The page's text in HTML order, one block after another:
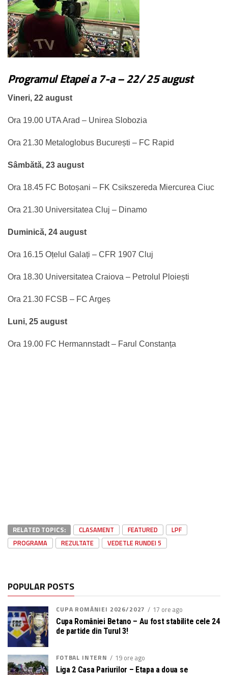
Programul Etapei a 7-a – 22/ 25 august
Vineri, 22 august
Ora 19.00 UTA Arad – Unirea Slobozia
Ora 21.30 Metaloglobus București – FC Rapid
Sâmbătă, 23 august
Ora 18.45 FC Botoșani – FK Csikszereda Miercurea Ciuc
Ora 21.30 Universitatea Cluj – Dinamo
Duminică, 24 august
Ora 16.15 Oțelul Galați – CFR 1907 Cluj
Ora 18.30 Universitatea Craiova – Petrolul Ploiești
Ora 21.30 FCSB – FC Argeș
Luni, 25 august
Ora 19.00 FC Hermannstadt – Farul Constanța
RELATED TOPICS: CLASAMENT FEATURED
LPF
PROGRAMA
REZULTATE VEDETLE RUNDEI 5
POPULAR POSTS
CUPA ROMÂNIEI 2026/2027 17 ore ago
Cupa României Betano – Au fost stabilite cele 24
de partide din Turul 3!
FOTBAL INTERN 19 ore ago
Liga 2 Casa Pariurilor – Etapa a doua se